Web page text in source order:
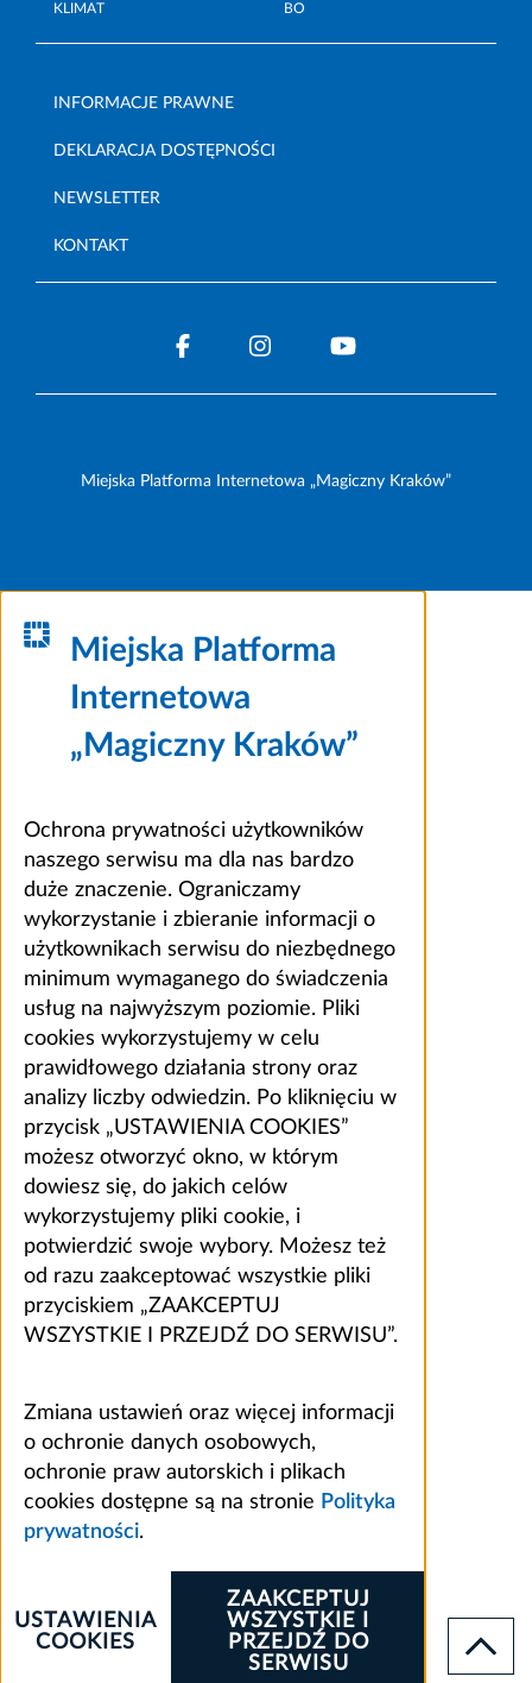
KLIMAT BO
INFORMACJE PRAWNE
DEKLARACJA DOSTĘPNOŚCI
NEWSLETTER
KONTAKT
Miejska Platforma Internetowa „Magiczny Kraków”
Miejska Platforma
Internetowa
„Magiczny Kraków”
Ochrona prywatności użytkowników
naszego serwisu ma dla nas bardzo
duże znaczenie. Ograniczamy
wykorzystanie i zbieranie informacji o
użytkownikach serwisu do niezbędnego
minimum wymaganego do świadczenia
usług na najwyższym poziomie. Pliki
cookies wykorzystujemy w celu
prawidłowego działania strony oraz
analizy liczby odwiedzin. Po kliknięciu w
przycisk „USTAWIENIA COOKIES”
możesz otworzyć okno, w którym
dowiesz się, do jakich celów
wykorzystujemy pliki cookie, i
potwierdzić swoje wybory. Możesz też
od razu zaakceptować wszystkie pliki
przyciskiem „ZAAKCEPTUJ
WSZYSTKIE I PRZEJDŹ DO SERWISU”.
Zmiana ustawień oraz więcej informacji
o ochronie danych osobowych,
ochronie praw autorskich i plikach
cookies dostępne są na stronie Polityka
prywatności.
ZAAKCEPTUJ
WSZYSTKIE I
PRZEJDŹ DO
SERWISU
USTAWIENIA
COOKIES